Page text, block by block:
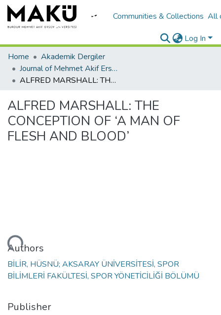
Communities & Collections All
Log In
Home
Akademik Dergiler
Journal of Mehmet Akif Ersoy University Economics and Administrative Sciences Faculty
ALFRED MARSHALL: THE CONCEPTION OF ‘A MAN OF FLESH AND BLOOD’
ALFRED MARSHALL: THE
CONCEPTION OF ‘A MAN OF
FLESH AND BLOOD’
Authors
BİLİR, HÜSNÜ; AKSARAY ÜNİVERSİTESİ, SPOR
BİLİMLERİ FAKÜLTESİ, SPOR YÖNETİCİLİĞİ BÖLÜMÜ
Publisher